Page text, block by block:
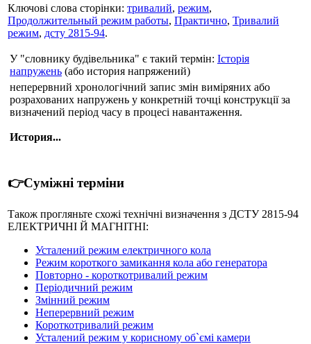
Ключові слова сторінки: тривалий, режим,
Продолжительный режим работы, Практично, Тривалий
режим, дсту 2815-94.
У "словнику будівельника" є такий термін: Історія
напружень (або история напряжений)
неперервний хронологічний запис змін виміряних або
розрахованих напружень у конкретній точці конструкції за
визначений період часу в процесі навантаження.
История...
👉Суміжні терміни
Також прогляньте схожі технічні визначення з ДСТУ 2815-94
ЕЛЕКТРИЧНІ Й МАГНІТНІ:
Усталений режим електричного кола
Режим короткого замикання кола або генератора
Повторно - короткотривалий режим
Періодичний режим
Змінний режим
Неперервний режим
Короткотривалий режим
Усталений режим у корисному об`ємі камери